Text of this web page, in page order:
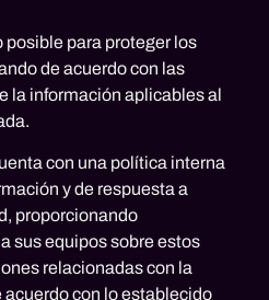
para proteger los
de acuerdo con las
la información aplicables al
con una política interna
y de respuesta a
proporcionando
sus equipos sobre estos
relacionadas con la
acuerdo con lo establecido